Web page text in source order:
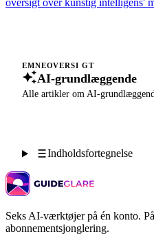
oversigt over kunstig intelligens'
EMNEOVERSI GT
AI-grundlæggende
Alle artikler om AI-
Indholdsfortegnelse
Seks AI-værktøjer på én konto.
abonnementsjonglering.